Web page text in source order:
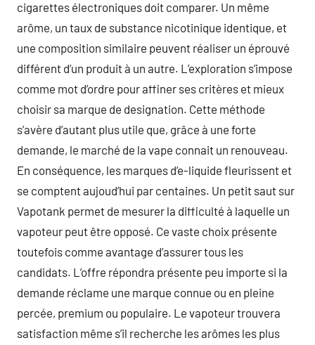
cigarettes électroniques doit comparer. Un même
arôme, un taux de substance nicotinique identique, et
une composition similaire peuvent réaliser un éprouvé
différent d’un produit à un autre. L’exploration s’impose
comme mot d’ordre pour affiner ses critères et mieux
choisir sa marque de designation. Cette méthode
s’avère d’autant plus utile que, grâce à une forte
demande, le marché de la vape connait un renouveau.
En conséquence, les marques d’e-liquide fleurissent et
se comptent aujoud’hui par centaines. Un petit saut sur
Vapotank permet de mesurer la difficulté à laquelle un
vapoteur peut être opposé. Ce vaste choix présente
toutefois comme avantage d’assurer tous les
candidats. L’offre répondra présente peu importe si la
demande réclame une marque connue ou en pleine
percée, premium ou populaire. Le vapoteur trouvera
satisfaction même s’il recherche les arômes les plus